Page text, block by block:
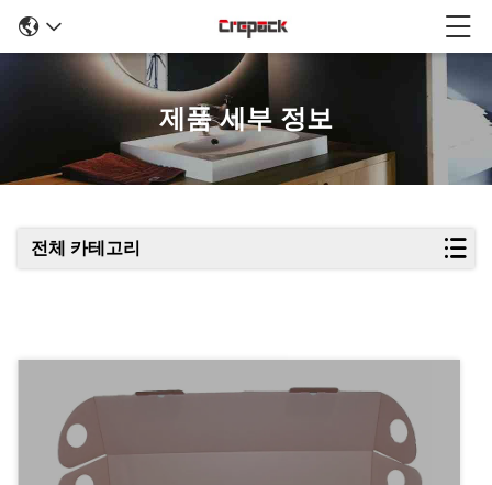
제품 세부 정보
전체 카테고리